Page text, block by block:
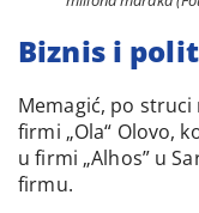
Biznis i
Memagić, po
firmi „Ola“ Olovo,
u firmi „Alhos” u
firmu.